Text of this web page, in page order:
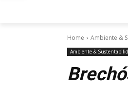
Home Ambiente &
Ambiente &